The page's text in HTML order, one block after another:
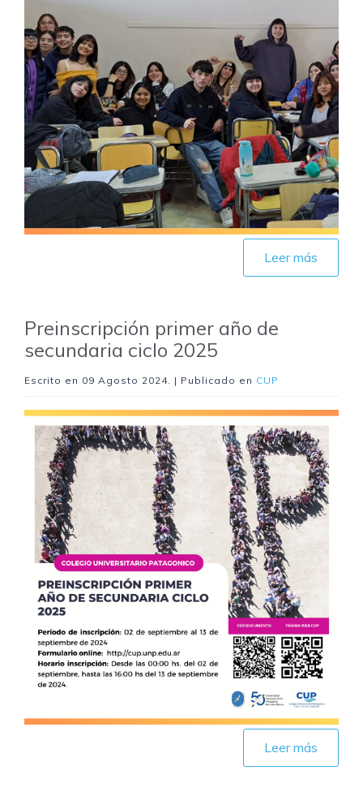
Leer más
Preinscripción primer año de
secundaria ciclo 2025
Escrito en 09 Agosto 2024. | Publicado en CUP
Leer más